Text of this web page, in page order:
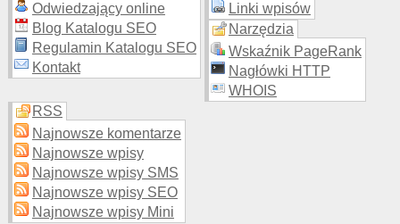
Odwiedzający online
Blog Katalogu SEO
Regulamin Katalogu SEO
Kontakt
Linki wpisów
Narzędzia
Wskaźnik PageRank
Nagłówki HTTP
WHOIS
RSS
Najnowsze komentarze
Najnowsze wpisy
Najnowsze wpisy SMS
Najnowsze wpisy SEO
Najnowsze wpisy Mini